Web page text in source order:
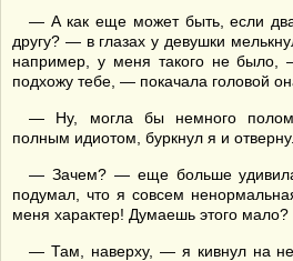
— А как еще может быть, если
другу? — в глазах у девушки
например, у меня такого не было,
подхожу тебе, — покачала головой
— Ну, могла бы немного
полным идиотом, буркнул я и
— Зачем? — еще больше
подумал, что я совсем
меня характер! Думаешь этого мало?
— Там, наверху, — я кивнул на